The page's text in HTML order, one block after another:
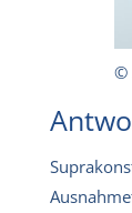
©